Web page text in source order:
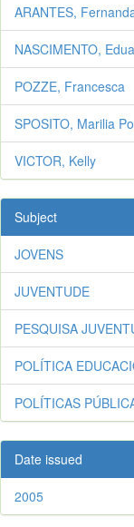
ARANTES,
NASCIMENTO,
POZZE, Francesca
SPOSITO, Marilia
VICTOR, Kelly
Subject
JOVENS
JUVENTUDE
PESQUISA
POLÍTICA
POLÍTICAS
Date issued
2005